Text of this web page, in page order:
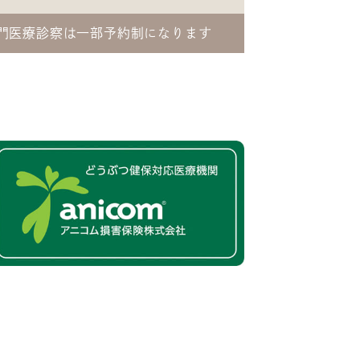
医療診察は一部予約制になります